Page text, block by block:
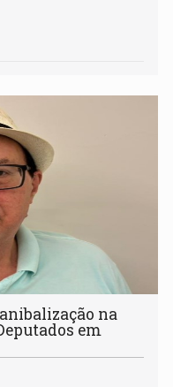
na
em